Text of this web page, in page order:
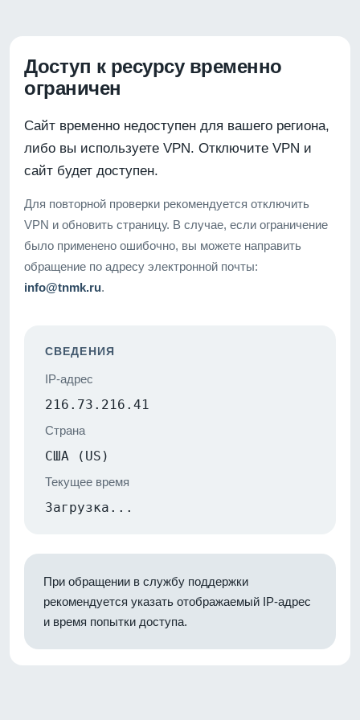
Доступ к ресурсу временно
ограничен
Сайт временно недоступен для вашего региона,
либо вы используете VPN. Отключите VPN и
сайт будет доступен.
Для повторной проверки рекомендуется отключить
VPN и обновить страницу. В случае, если ограничение
было применено ошибочно, вы можете направить
обращение по адресу электронной почты:
info@tnmk.ru.
СВЕДЕНИЯ
IP-адрес
216.73.216.41
Страна
США (US)
Текущее время
Загрузка...
При обращении в службу поддержки
рекомендуется указать отображаемый IP-адрес
и время попытки доступа.